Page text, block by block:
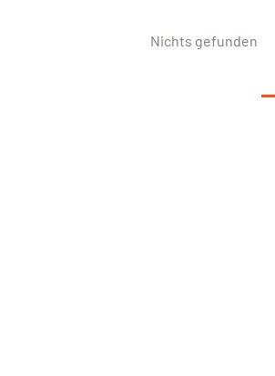
Nichts gefunden